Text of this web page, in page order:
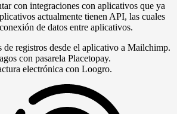
con integraciones con aplicativos que ya
actualmente tienen API, las cuales
de datos entre aplicativos.
de registros desde el aplicativo a Mailchimp.
con pasarela Placetopay.
electrónica con Loogro.